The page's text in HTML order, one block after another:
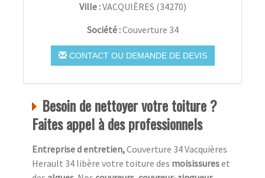
Ville :VACQUIÈRES (34270)
Société :Couverture 34
CONTACT OU DEMANDE DE DEVIS
Besoin de nettoyer votre toiture ?
Faites appel à des professionnels
Entreprise d entretien,Couverture 34 Vacquières
Herault 34 libère votre toiture des moisissureset